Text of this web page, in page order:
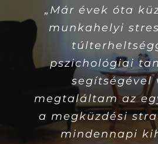
„Már évek óta
munkahelyi
pszichológiai
segítségével
megtaláltam az
a megküzdési
mindennapi
ideig nem
helyemet sem az
a
tudom, hogy
pánikom volt. A
alkalmak révén
hinni